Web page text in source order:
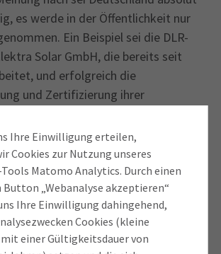
Ihre Einwilligung erteilen,
Cookies zur Nutzung unseres
Matomo Analytics. Durch einen
Button „Webanalyse akzeptieren“
Ihre Einwilligung dahingehend,
Cookies (kleine
einer Gültigkeitsdauer von
es werde in der Öffentlichkeit nur
Ein Beispiel sei die DLR-
Solar GmbH, die bereits seit
und erfolgreich die
und Zertifizierung ihrer
Unternehmen und Freiberuflern
und schafft durch rollierende 12-
inklusive Betriebs- und
Möglichkeit sofortiger, flexibler
Nutzung.
zur Gewerbeflächensituation im